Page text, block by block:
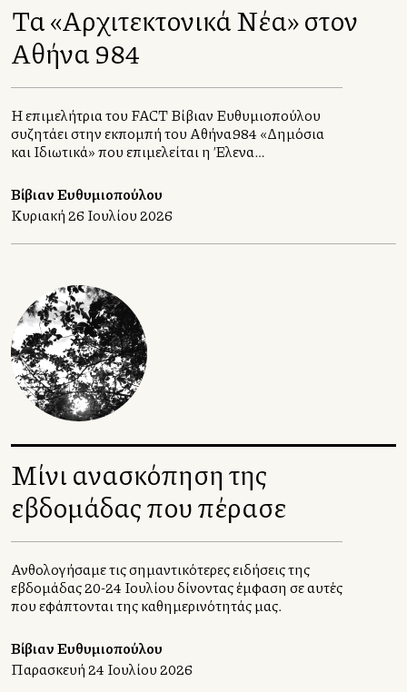
Τα «Αρχιτεκτονικά Νέα» στον
Αθήνα 984
Η επιμελήτρια του FACT Βίβιαν Ευθυμιοπούλου
συζητάει στην εκπομπή του Αθήνα984 «Δημόσια
και Ιδιωτικά» που επιμελείται η Έλενα
Χριστοφιλοπούλου και Γιώργο Ατσαλάκη.
Βίβιαν Ευθυμιοπούλου
Κυριακή 26 Ιουλίου 2026
Μίνι ανασκόπηση της
εβδομάδας που πέρασε
Ανθολογήσαμε τις σημαντικότερες ειδήσεις της
εβδομάδας 20-24 Ιουλίου δίνοντας έμφαση σε αυτές
που εφάπτονται της καθημερινότητάς μας.
Βίβιαν Ευθυμιοπούλου
Παρασκευή 24 Ιουλίου 2026